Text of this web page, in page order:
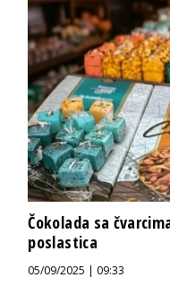
Čokolada sa
poslastica
05/09/2025 | 09:33